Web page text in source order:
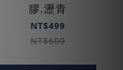
膠.瀝青
NT$499
NT$600